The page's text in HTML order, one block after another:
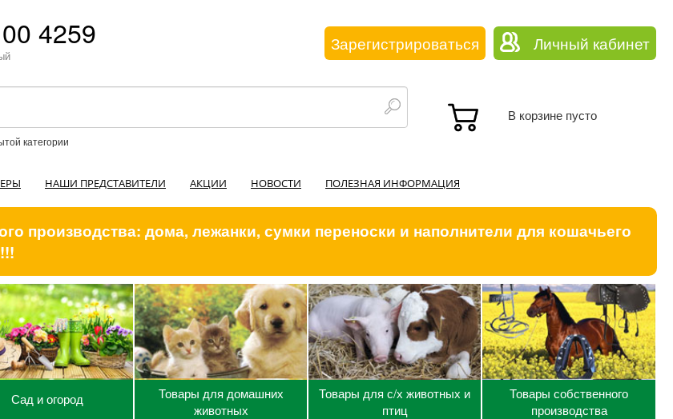
4259 Зарегистрироваться Личный кабинет
категории
В корзине пусто
НАШИ ПРЕДСТАВИТЕЛИ АКЦИИ НОВОСТИ ПОЛЕЗНАЯ ИНФОРМАЦИЯ
производства: дома, лежанки, сумки переноски и наполнители для кошачьего
Сад и огород
Товары для домашних
животных
Товары для с/х животных и
птиц
Товары собственного
производства